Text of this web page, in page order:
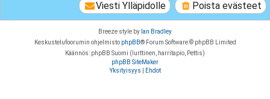
Poista evästeet
Viesti Ylläpidolle
Breeze style by Ian Bradley
Keskustelufoorumin ohjelmisto phpBB® Forum Software © phpBB Limited
Käännös: phpBB Suomi (lurttinen, harritapio, Pettis)
phpBB SiteMaker
Yksityisyys
Ehdot